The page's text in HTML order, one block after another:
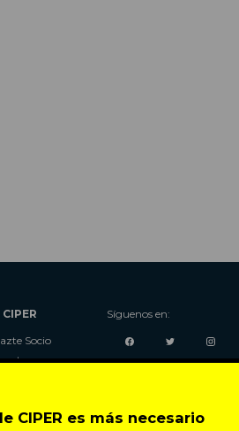
CIPER es más necesario
CIPER
Socio
Síguenos en: